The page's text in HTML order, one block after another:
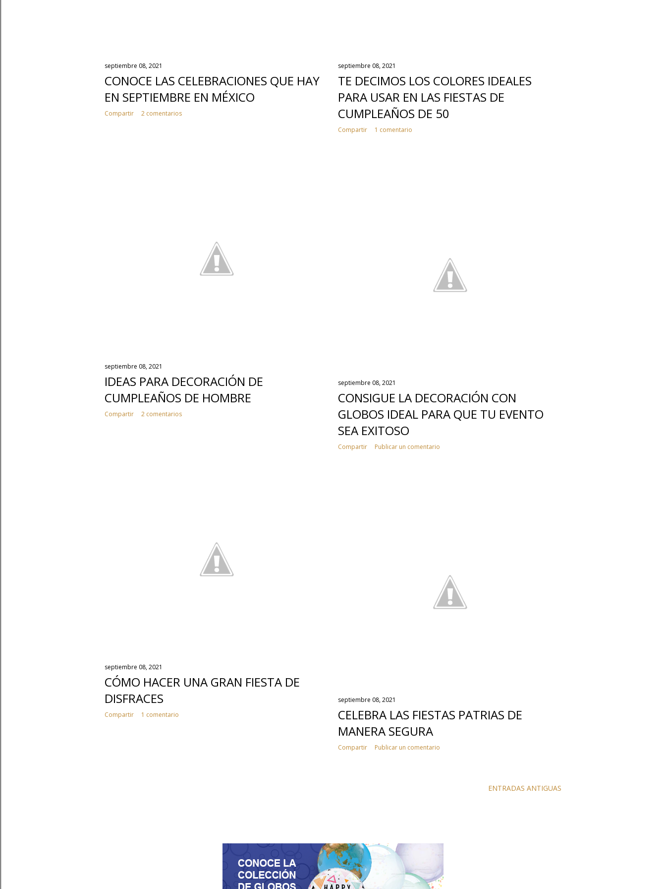
septiembre 08, 2021
CONOCE LAS CELEBRACIONES QUE HAY
EN SEPTIEMBRE EN MÉXICO
Compartir 2 comentarios
septiembre 08, 2021
TE DECIMOS LOS COLORES IDEALES
PARA USAR EN LAS FIESTAS DE
CUMPLEAÑOS DE 50
Compartir 1 comentario
septiembre 08, 2021
IDEAS PARA DECORACIÓN DE
CUMPLEAÑOS DE HOMBRE
Compartir 2 comentarios
septiembre 08, 2021
CONSIGUE LA DECORACIÓN CON
GLOBOS IDEAL PARA QUE TU EVENTO
SEA EXITOSO
Compartir Publicar un comentario
septiembre 08, 2021
CÓMO HACER UNA GRAN FIESTA DE
DISFRACES
Compartir 1 comentario
septiembre 08, 2021
CELEBRA LAS FIESTAS PATRIAS DE
MANERA SEGURA
Compartir Publicar un comentario
ENTRADAS ANTIGUAS